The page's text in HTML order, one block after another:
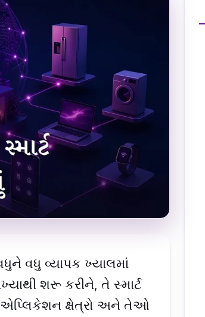
વધુ વ્યાપક ખ્યાલમાં
શરૂ કરીને, તે સ્માર્ટ
એપ્લિકેશન ક્ષેત્રો અને તેઓ